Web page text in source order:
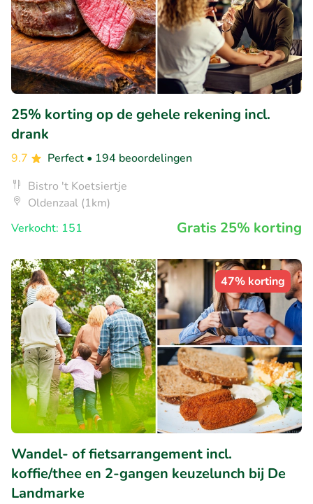
25% korting op de gehele rekening incl.
drank
9.7 Perfect • 194 beoordelingen
Bistro 't Koetsiertje
Oldenzaal (1km)
Verkocht: 151
Gratis 25% korting
47% korting
Wandel- of fietsarrangement incl.
koffie/thee en 2-gangen keuzelunch bij De
Landmarke